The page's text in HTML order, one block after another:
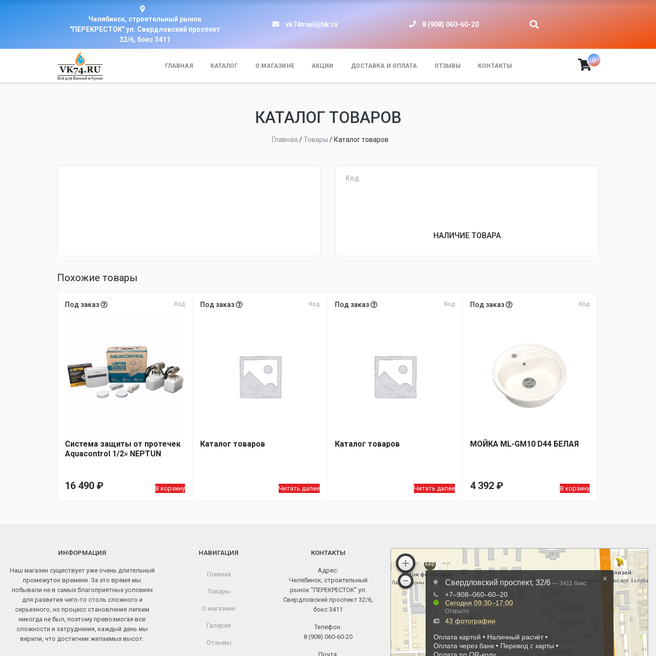
Челябинск, строительный рынок
"ПЕРЕКРЕСТОК" ул. Свердловский проспект
32/6, бокс 3411
vk74mail@bk.ru 8 (908) 060-60-20
ГЛАВНАЯ КАТАЛОГ О МАГАЗИНЕ АКЦИИ ДОСТАВКА И ОПЛАТА ОТЗЫВЫ КОНТАКТЫ
0
КАТАЛОГ ТОВАРОВ
Главная /Товары / Каталог товаров
Код
НАЛИЧИЕ ТОВАРА
Похожие товары
Под заказ Код
Система защиты от протечек
Aquacontrol 1/2» NEPTUN
16 490 ₽ В корзину
Под заказ Код
Каталог товаров
Читать далее
Под заказ Код
Каталог товаров
Читать далее
Под заказ Код
МОЙКA ML-GM10 D44 БЕЛАЯ
4 392 ₽ В корзину
ИНФОРМАЦИЯ
Наш магазин существует уже очень длительный
промежуток времени. За это время мы
побывали не в самых благоприятных условиях
для развития чего-то столь сложного и
серьезного, но процесс становления легким
никогда не был, поэтому превозмогая все
сложности и затруднения, каждый день мы
верили, что достигнем желаемых высот.
НАВИГАЦИЯ
Главная
Товары
О магазине
Галерея
Отзывы
КОНТАКТЫ
Адрес:
Челябинск, строительный
рынок "ПЕРЕКРЕСТОК" ул.
Свердловский проспект 32/6,
бокс 3411
Телефон:
8 (908) 060-60-20
Почта: